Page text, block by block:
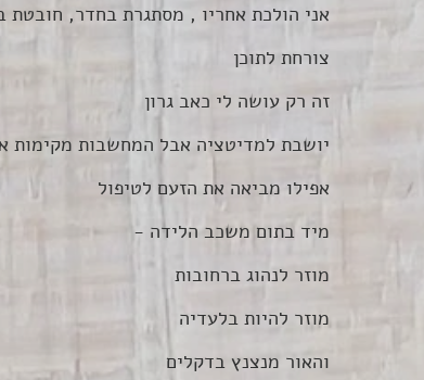
אני הולכת אחריו , מסתגרת בחדר, חובטת
צורחת לתוכן
זה רק עושה לי כאב גרון
יושבת למדיטציה אבל המחשבות מקימות
אפילו מביאה את הזעם לטיפול
מיד בתום משכב הלידה -
מוזר לנהוג ברחובות
מוזר להיות בלעדיה
והאור מנצנץ בדקלים